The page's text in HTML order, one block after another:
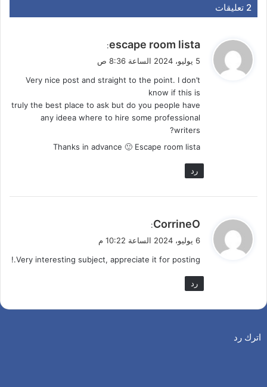
‫2 تعليقات
ي
ل
escape room lista
:
5 يوليو، 2024 الساعة 8:36 ص
Very nice post and straight to the point. I don’t
know if this is
truly the best place to ask but do you people have
any ideea where to hire some professional
writers?
Thanks in advance 🙂 Escape room lista
رد
ي
ل
CorrineO
:
6 يوليو، 2024 الساعة 10:22 م
Very interesting subject, appreciate it for posting.!
رد
اترك رد